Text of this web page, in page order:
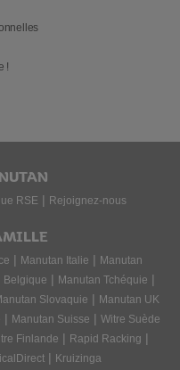
!
RSE | Rejoignez-nous
| Manutan Italie | Manutan
Belgique | Manutan Tchéquie |
Slovaquie | Manutan UK
| Manutan Suisse | Witre Suède
Finlande | Rapid Racking |
| Kruizinga